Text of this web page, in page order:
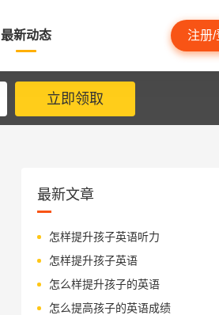
最新动态 注册/
立即领取
最新文章
怎样提升孩子英语听力
怎样提升孩子英语
怎么样提升孩子的英语
怎么提高孩子的英语成绩